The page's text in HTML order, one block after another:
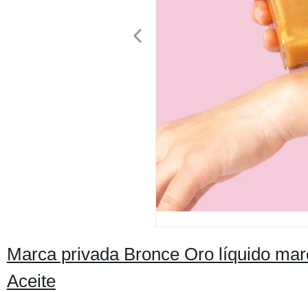
Marca privada Bronce Oro líquido
Aceite